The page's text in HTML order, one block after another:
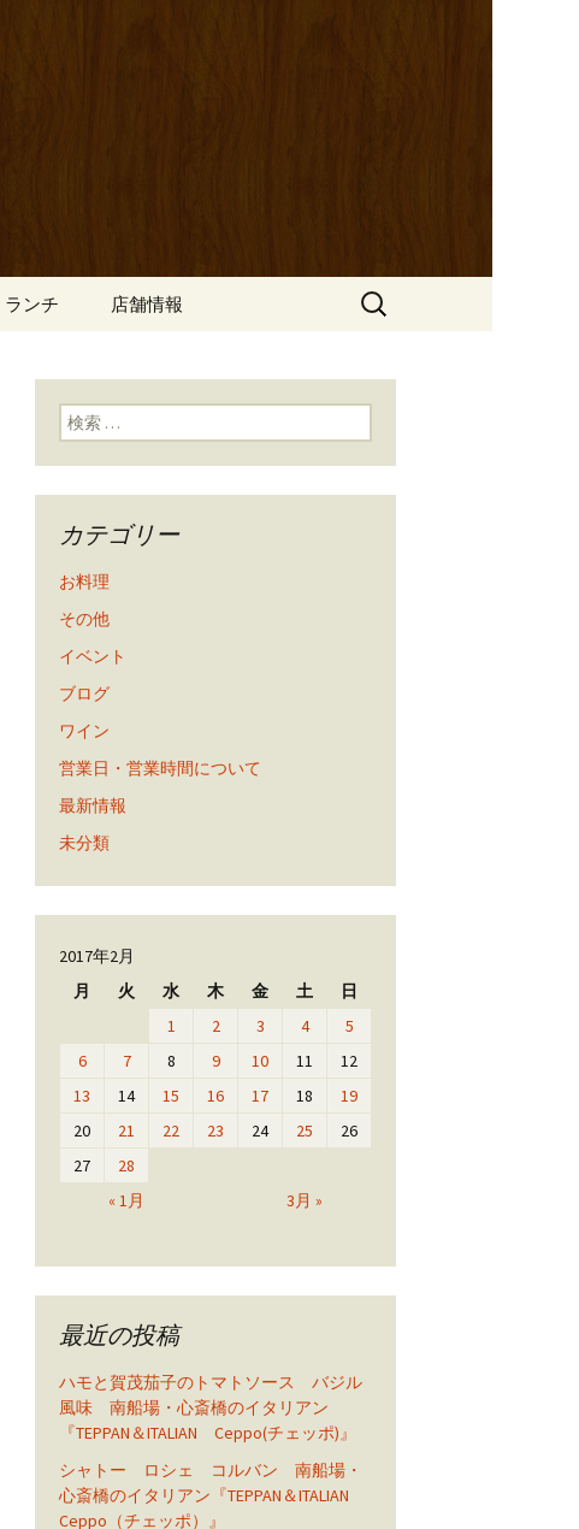
式ブログ
にも一人飲みのお客様にもぴった
ランチ 店舗情報
検
検索:
カテゴリー
お料理
その他
イベント
ブログ
ワイン
営業日・営業時間について
最新情報
未分類
2017年2月
月
火 水 木 金 土 日
« 1月 3月 »
1 2 3 4
5
6
7 8 9 10 11
12
13
14 15 16 17 18
19
20
21 22 23 24 25
26
27
28
最近の投稿
ハモと賀茂茄子のトマトソース バジル
風味 南船場・心斎橋のイタリアン
『TEPPAN＆ITALIAN Ceppo(チェッポ)』
シャトー ロシェ コルバン 南船場・
心斎橋のイタリアン『TEPPAN＆ITALIAN
Ceppo（チェッポ）』